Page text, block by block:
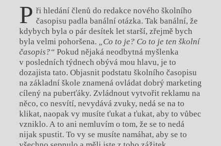
P ři hledání členů do redakce nového školního
časopisu padla banální otázka. Tak banální, že
kdybych byla o pár desítek let starší, zřejmě bych
byla velmi pohoršena. „Co to je? Co to je ten školní
časopis?“ Pokud nějaká neodbytná myšlenka
v posledních týdnech obývá mou hlavu, je to
dozajista tato. Objasnit podstatu školního časopisu
na základní škole znamená ovládat dobrý marketing
cílený na puberťáky. Zvládnout vytvořit reklamu na
něco, co nesvítí, nevydává zvuky, nedá se na to
klikat, naopak vy musíte ťukat a ťukat, aby to vůbec
vzniklo. A to ani nemluvím o tom, že se to nedá
nijak spustit. To vy se musíte namáhat, aby se to